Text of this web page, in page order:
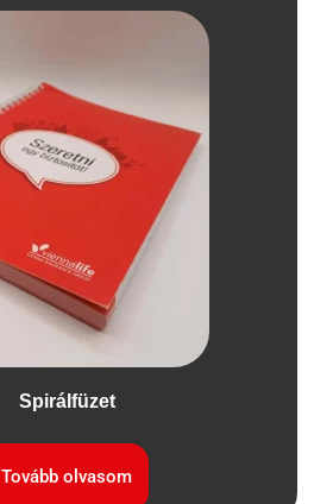
Spirálfüzet
Tovább olvasom